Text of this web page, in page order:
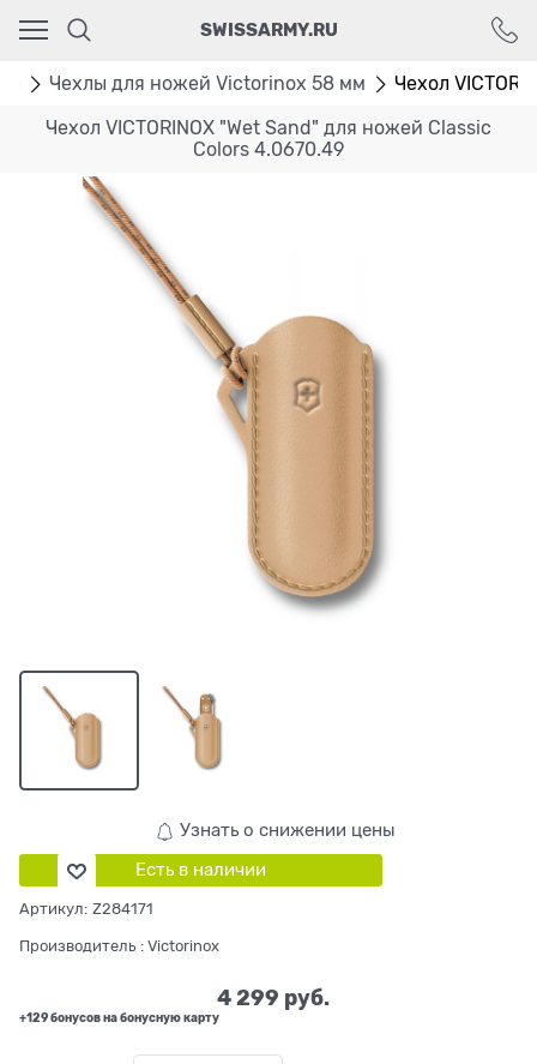
SWISSARMY.RU
Чехлы для ножей Victorinox 58 мм Чехол
Чехол VICTORINOX "Wet Sand" для ножей Classic
Colors 4.0670.49
Узнать о снижении цены
Есть в наличии
Артикул: Z284171
Производитель : Victorinox
4 299 руб.
+129 бонусов на бонусную карту
Ваш город - Москва,
угадали?
ДА НЕТ